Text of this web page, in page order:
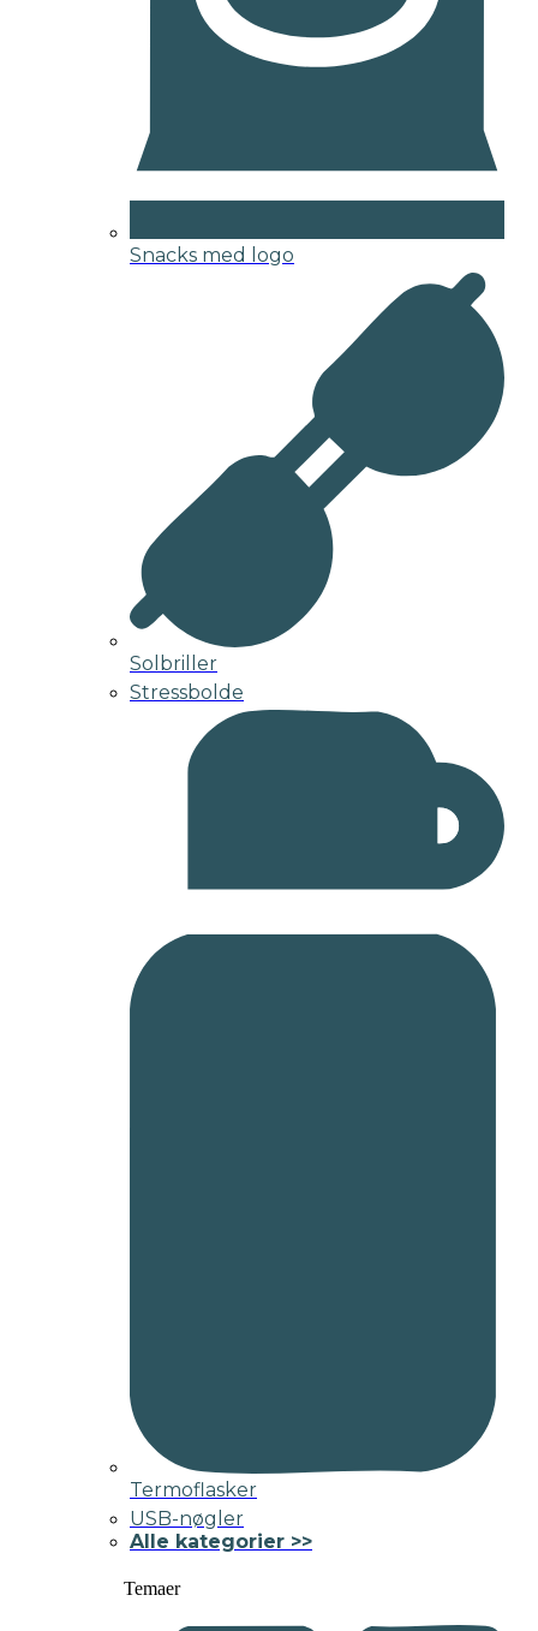
Snacks med logo
Solbriller
Stressbolde
Termoflasker
USB-nøgler
Alle kategorier >>
Temaer